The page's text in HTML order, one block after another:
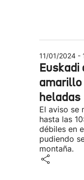
11/01/2024 -
heladas
El aviso se
hasta las
débiles en
pudiendo
montaña.